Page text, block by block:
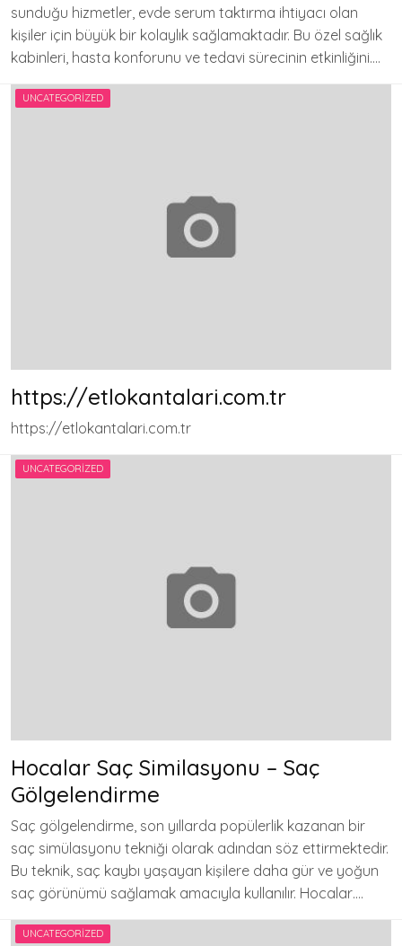
sunduğu hizmetler, evde serum taktırma ihtiyacı olan
kişiler için büyük bir kolaylık sağlamaktadır. Bu özel sağlık
kabinleri, hasta konforunu ve tedavi sürecinin etkinliğini….
UNCATEGORIZED
https://etlokantalari.com.tr
https://etlokantalari.com.tr
UNCATEGORIZED
Hocalar Saç Similasyonu – Saç
Gölgelendirme
Saç gölgelendirme, son yıllarda popülerlik kazanan bir
saç simülasyonu tekniği olarak adından söz ettirmektedir.
Bu teknik, saç kaybı yaşayan kişilere daha gür ve yoğun
saç görünümü sağlamak amacıyla kullanılır. Hocalar….
UNCATEGORIZED